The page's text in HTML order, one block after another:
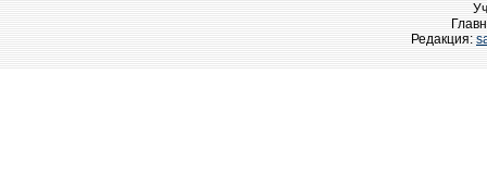
Редакция: